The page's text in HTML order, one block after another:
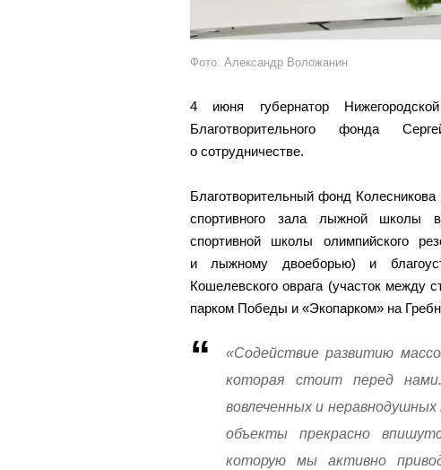
Фото: Александр Воложанин
4 июня губернатор
Благотворительного фонда
о сотрудничестве.
Благотворительный фонд
спортивного зала лыжной школы
спортивной школы олимпийского
и лыжному двоеборью) и
Кошелевского оврага (участок между
парком Победы и «Экопарком» на
«Содействие развитию
которая стоит перед
вовлеченных и
объекты прекрасно
которую мы активно